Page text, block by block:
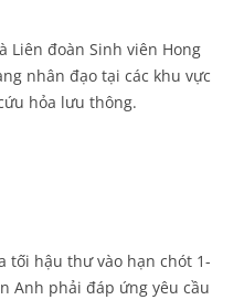
Liên đoàn Sinh viên Hong
nhân đạo tại các khu vực
hỏa lưu thông.
tối hậu thư vào hạn chót 1-
Anh phải đáp ứng yêu cầu